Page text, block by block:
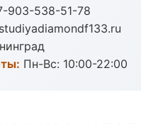
903-538-51-78
Пн-Вс: 10:00-22:00